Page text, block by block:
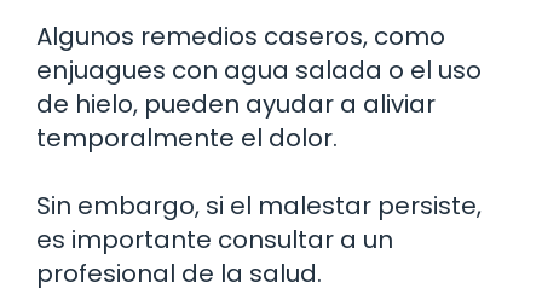
Algunos remedios caseros, como
enjuagues con agua salada o el uso
de hielo, pueden ayudar a aliviar
temporalmente el dolor.
Sin embargo, si el malestar persiste,
es importante consultar a un
profesional de la salud.